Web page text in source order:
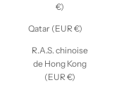
€)
Qatar (EUR €)
R.A.S. chinoise
de Hong Kong
(EUR €)